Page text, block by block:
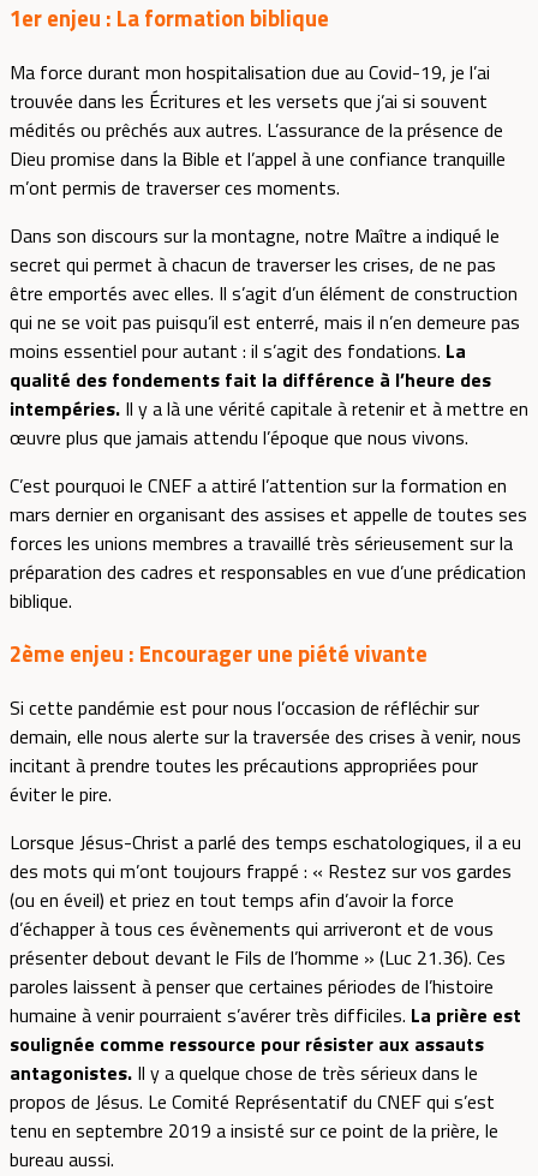
1er enjeu : La formation biblique
Ma force durant mon hospitalisation due au Covid-19, je l’ai
trouvée dans les Écritures et les versets que j’ai si souvent
médités ou prêchés aux autres. L’assurance de la présence de
Dieu promise dans la Bible et l’appel à une confiance tranquille
m’ont permis de traverser ces moments.
Dans son discours sur la montagne, notre Maître a indiqué le
secret qui permet à chacun de traverser les crises, de ne pas
être emportés avec elles. Il s’agit d’un élément de construction
qui ne se voit pas puisqu’il est enterré, mais il n’en demeure pas
moins essentiel pour autant : il s’agit des fondations. La
qualité des fondements fait la différence à l’heure des
intempéries. Il y a là une vérité capitale à retenir et à mettre en
œuvre plus que jamais attendu l’époque que nous vivons.
C’est pourquoi le CNEF a attiré l’attention sur la formation en
mars dernier en organisant des assises et appelle de toutes ses
forces les unions membres a travaillé très sérieusement sur la
préparation des cadres et responsables en vue d’une prédication
biblique.
2ème enjeu : Encourager une piété vivante
Si cette pandémie est pour nous l’occasion de réfléchir sur
demain, elle nous alerte sur la traversée des crises à venir, nous
incitant à prendre toutes les précautions appropriées pour
éviter le pire.
Lorsque Jésus-Christ a parlé des temps eschatologiques, il a eu
des mots qui m’ont toujours frappé : « Restez sur vos gardes
(ou en éveil) et priez en tout temps afin d’avoir la force
d’échapper à tous ces évènements qui arriveront et de vous
présenter debout devant le Fils de l’homme » (Luc 21.36). Ces
paroles laissent à penser que certaines périodes de l’histoire
humaine à venir pourraient s’avérer très difficiles. La prière est
soulignée comme ressource pour résister aux assauts
antagonistes. Il y a quelque chose de très sérieux dans le
propos de Jésus. Le Comité Représentatif du CNEF qui s’est
tenu en septembre 2019 a insisté sur ce point de la prière, le
bureau aussi.